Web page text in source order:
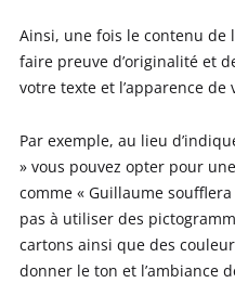
Ainsi, une fois le contenu de
faire preuve d’originalité et
votre texte et l’apparence de
Par exemple, au lieu
» vous pouvez opter pour
comme « Guillaume soufflera
pas à utiliser des
cartons ainsi que des
donner le ton et l’ambiance